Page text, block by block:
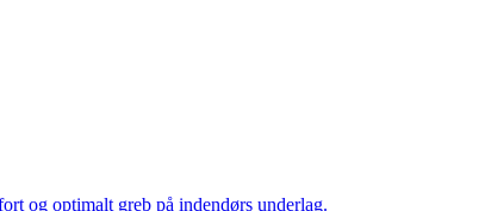
og optimalt greb på indendørs underlag.